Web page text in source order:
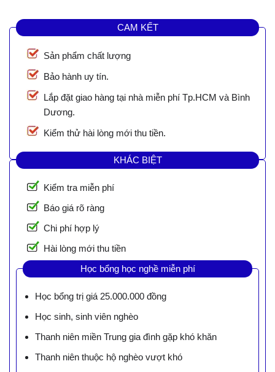
CAM KẾT
Sản phẩm chất lượng
Bảo hành uy tín.
Lắp đặt giao hàng tại nhà miễn phí Tp.HCM và Bình
Dương.
Kiểm thử hài lòng mới thu tiền.
KHÁC BIỆT
Kiểm tra miễn phí
Báo giá rõ ràng
Chi phí hợp lý
Hài lòng mới thu tiền
Học bổng học nghề miễn phí
Học bổng trị giá 25.000.000 đồng
Học sinh, sinh viên nghèo
Thanh niên miền Trung gia đình gặp khó khăn
Thanh niên thuộc hộ nghèo vượt khó